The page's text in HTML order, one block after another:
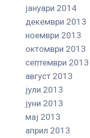
јануари 2014
декември 2013
ноември 2013
октомври 2013
септември 2013
август 2013
јули 2013
јуни 2013
мај 2013
април 2013